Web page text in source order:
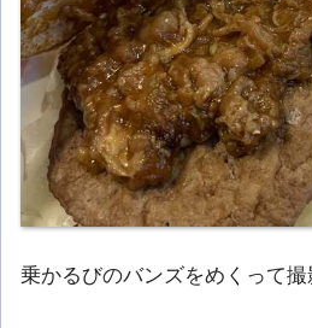
乗かるびのバンズをめくって撮